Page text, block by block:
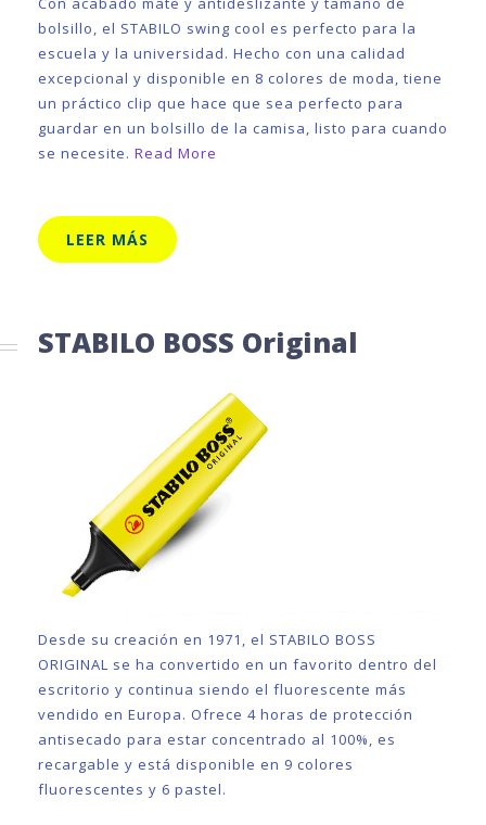
bolsillo, el STABILO swing cool es perfecto para la
escuela y la universidad. Hecho con una calidad
excepcional y disponible en 8 colores de moda, tiene
un práctico clip que hace que sea perfecto para
guardar en un bolsillo de la camisa, listo para cuando
se necesite. Read More
LEER MÁS
STABILO BOSS Original
Desde su creación en 1971, el STABILO BOSS
ORIGINAL se ha convertido en un favorito dentro del
escritorio y continua siendo el fluorescente más
vendido en Europa. Ofrece 4 horas de protección
antisecado para estar concentrado al 100%, es
recargable y está disponible en 9 colores
fluorescentes y 6 pastel.